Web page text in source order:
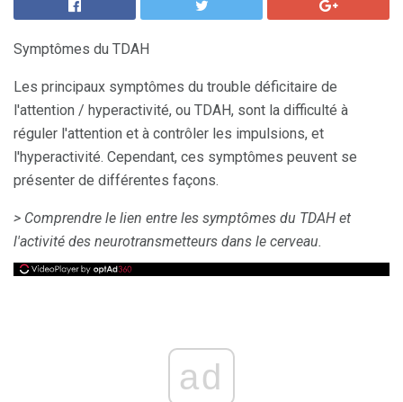
Symptômes du TDAH
Les principaux symptômes du trouble déficitaire de
l'attention / hyperactivité, ou TDAH, sont la difficulté à
réguler l'attention et à contrôler les impulsions, et
l'hyperactivité. Cependant, ces symptômes peuvent se
présenter de différentes façons.
> Comprendre le lien entre les symptômes du TDAH et
l'activité des neurotransmetteurs dans le cerveau.
ad